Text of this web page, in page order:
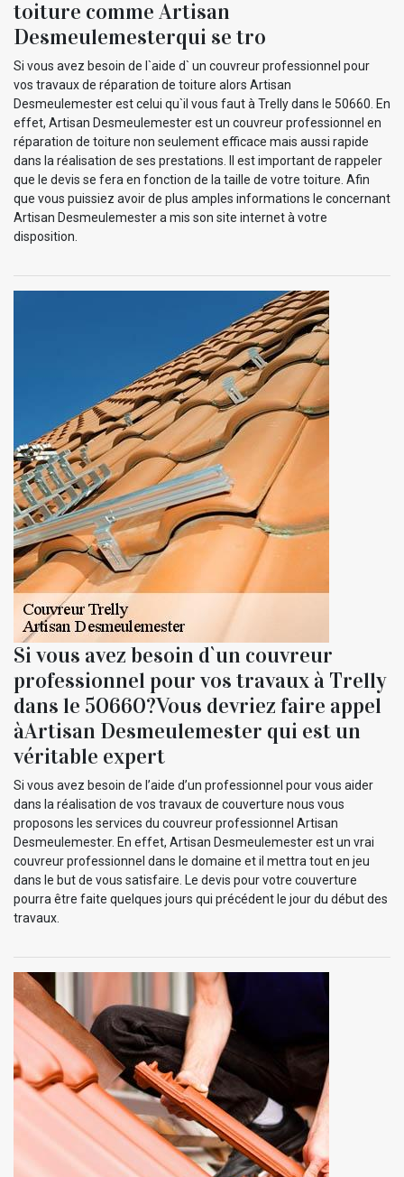
toiture comme Artisan
Desmeulemesterqui se tro
Si vous avez besoin de l`aide d` un couvreur professionnel pour
vos travaux de réparation de toiture alors Artisan
Desmeulemester est celui qu`il vous faut à Trelly dans le 50660. En
effet, Artisan Desmeulemester est un couvreur professionnel en
réparation de toiture non seulement efficace mais aussi rapide
dans la réalisation de ses prestations. Il est important de rappeler
que le devis se fera en fonction de la taille de votre toiture. Afin
que vous puissiez avoir de plus amples informations le concernant
Artisan Desmeulemester a mis son site internet à votre
disposition.
Si vous avez besoin d`un couvreur
professionnel pour vos travaux à Trelly
dans le 50660?Vous devriez faire appel
àArtisan Desmeulemester qui est un
véritable expert
Si vous avez besoin de l’aide d’un professionnel pour vous aider
dans la réalisation de vos travaux de couverture nous vous
proposons les services du couvreur professionnel Artisan
Desmeulemester. En effet, Artisan Desmeulemester est un vrai
couvreur professionnel dans le domaine et il mettra tout en jeu
dans le but de vous satisfaire. Le devis pour votre couverture
pourra être faite quelques jours qui précédent le jour du début des
travaux.